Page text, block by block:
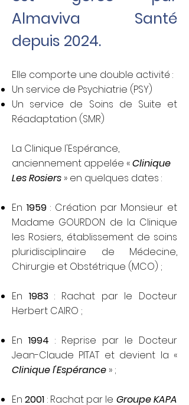
Almaviva Santé
depuis 2024.
Elle comporte une double activité :
Un service de Psychiatrie (PSY)
Un service de Soins de Suite et
Réadaptation (SMR)
La Clinique l'Espérance,
anciennement appelée «Clinique
Les Rosiers » en quelques dates :
En 1959: Création par Monsieur et
Madame GOURDON de la Clinique
les Rosiers, établissement de soins
pluridisciplinaire de Médecine,
Chirurgie et Obstétrique (MCO) ;
En 1983: Rachat par le Docteur
Herbert CAIRO ;
En 1994 : Reprise par le Docteur
Jean-Claude PITAT et devient la «
Clinique l'Espérance » ;
En2001 : Rachat par le Groupe KAPA